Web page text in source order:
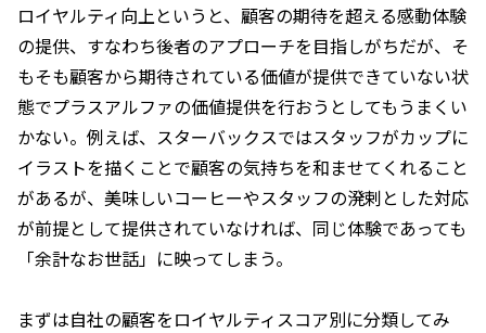
ロイヤルティ向上というと、顧客の期待を超える感動体験
の提供、すなわち後者のアプローチを目指しがちだが、そ
もそも顧客から期待されている価値が提供できていない状
態でプラスアルファの価値提供を行おうとしてもうまくい
かない。例えば、スターバックスではスタッフがカップに
イラストを描くことで顧客の気持ちを和ませてくれること
があるが、美味しいコーヒーやスタッフの溌剌とした対応
が前提として提供されていなければ、同じ体験であっても
「余計なお世話」に映ってしまう。
まずは自社の顧客をロイヤルティスコア別に分類してみ